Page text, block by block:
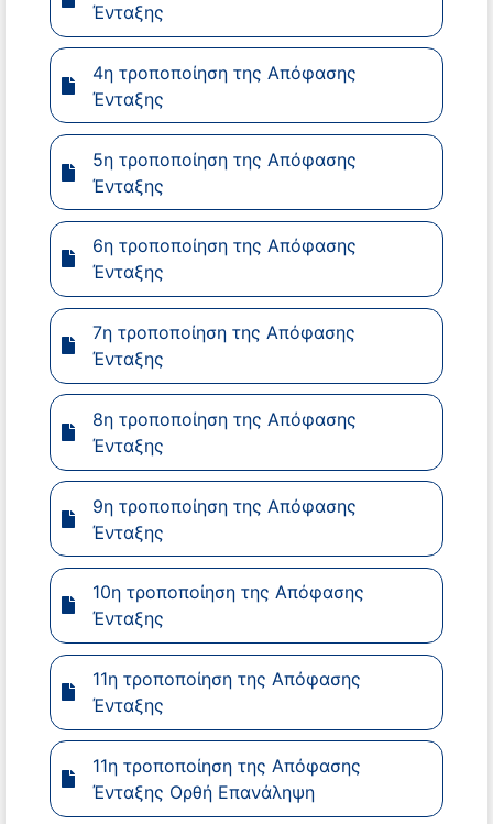
Ένταξης
4η τροποποίηση της Απόφασης
Ένταξης
5η τροποποίηση της Απόφασης
Ένταξης
6η τροποποίηση της Απόφασης
Ένταξης
7η τροποποίηση της Απόφασης
Ένταξης
8η τροποποίηση της Απόφασης
Ένταξης
9η τροποποίηση της Απόφασης
Ένταξης
10η τροποποίηση της Απόφασης
Ένταξης
11η τροποποίηση της Απόφασης
Ένταξης
11η τροποποίηση της Απόφασης
Ένταξης Ορθή Επανάληψη